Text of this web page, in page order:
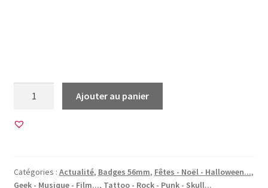
12
56mm
Ajouter au panier
Catégories : Actualité, Badges 56mm, Fêtes - Noël - Halloween...,
Geek - Musique - Film..., Tattoo - Rock - Punk - Skull...